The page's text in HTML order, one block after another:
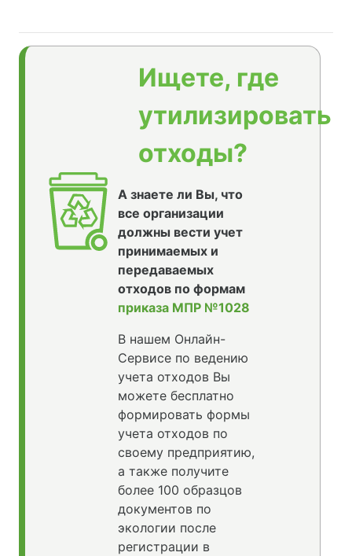
Ищете, где
утилизировать
отходы?
А знаете ли Вы, что
все организации
должны вести учет
принимаемых и
передаваемых
отходов по формам
приказа МПР №1028
В нашем Онлайн-
Сервисе по ведению
учета отходов Вы
можете бесплатно
формировать формы
учета отходов по
своему предприятию,
а также получите
более 100 образцов
документов по
экологии после
регистрации в